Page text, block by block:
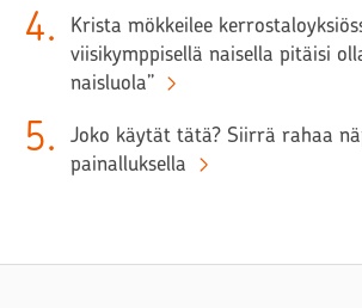
4.
Krista mökkeilee
viisikymppisellä naisella pitäisi
naisluola”
5.
Joko käytät tätä? Siirrä rahaa
painalluksella